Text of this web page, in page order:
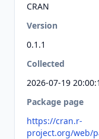
CRAN
Version
0.1.1
Collected
2026-07-19
Package page
https://cran.r-
project.org/web/